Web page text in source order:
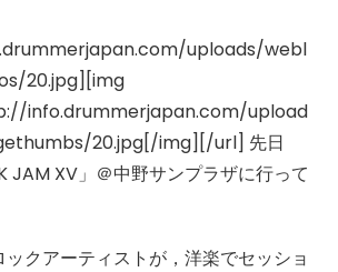
uploads/webl
20.jpg][img
info.drummerjapan.com/upload
20.jpg[/img][/url] 先日
JAM XV」＠中野サンプラザに行って
クアーティストが，洋楽でセッショ